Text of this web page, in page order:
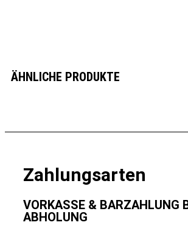
ÄHNLICHE PRODUKTE
Zahlungsarten
VORKASSE & BARZAHLUNG
ABHOLUNG